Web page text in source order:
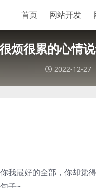
首页 网站开发
烦很累的心情
2022-12-27
我最好的全部，你却觉